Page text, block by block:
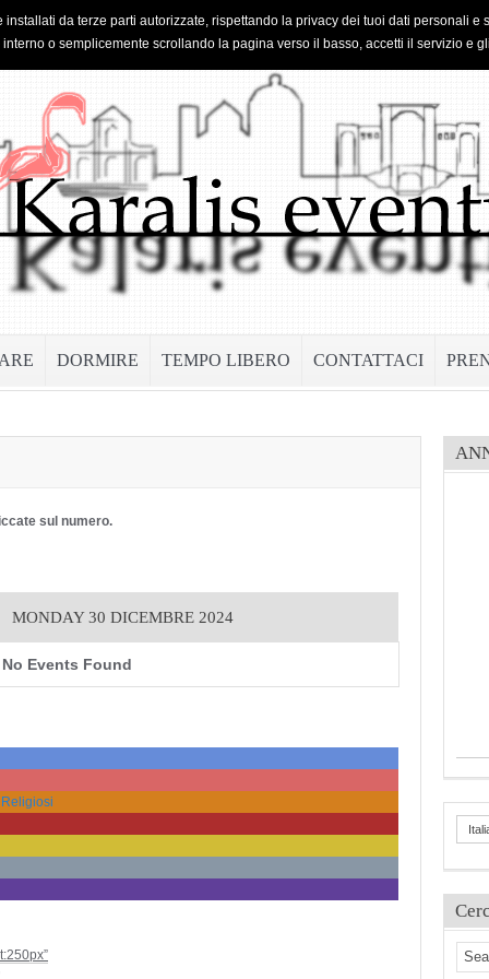
DORMIRE TEMPO LIBERO CONTATTACI
sul numero.
MONDAY 30 DICEMBRE 2024
No Events Found
da terze parti autorizzate, rispettando la privacy dei tuoi dati personali
o semplicemente scrollando la pagina verso il basso, accetti il servizio e